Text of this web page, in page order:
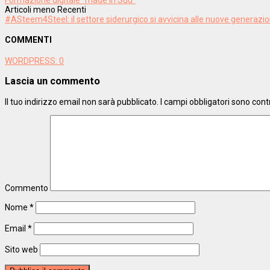
Articoli meno Recenti
#ASteem4Steel: il settore siderurgico si avvicina alle nuove
COMMENTI
WORDPRESS: 0
Lascia un commento
Il tuo indirizzo email non sarà pubblicato. I campi obbligatori sono
Commento
Nome *
Email *
Sito web